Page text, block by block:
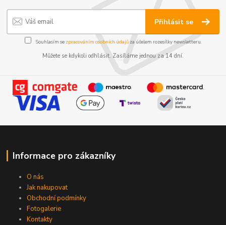
Přihlásit se
Souhlasím se zpracováním osobních údajůza účelem rozesílky newsletteru.
Můžete se kdykoli odhlásit. Zasíláme jednou za 14 dní.
Informace pro zákazníky
O nás
Jak nakupovat
Obchodní podmínky
Fotogalerie
Kontakty